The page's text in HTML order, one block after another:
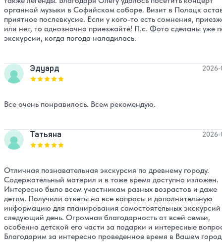
органной музыки в Софийском соборе. Визит в Полоцк
приятное послевкусие. Если у кого-то есть сомнения,
или нет, то однозначно приезжайте! П.с. Фото сделаны уже
экскурсии, когда погода наладилась.
Эдуард
Оценка, количество звезд:
2026-
Все очень понравилось. Всем рекомендую.
Татьяна
Оценка, количество звезд:
2026-
Отличная познавательная экскурсия по древнему городу.
Содержательный материл и в тоже время доступно изложен.
Интересно было всем участникам разных возрастов и даже
детям. Получили ответы на все вопросы и дополнительную
информацию для планирования самостоятельных
следующий день. Огромная благодарность от всей семьи,
особенно детской его части за подарки и интересные
Благодарим за интересно проведенное время в Вашем